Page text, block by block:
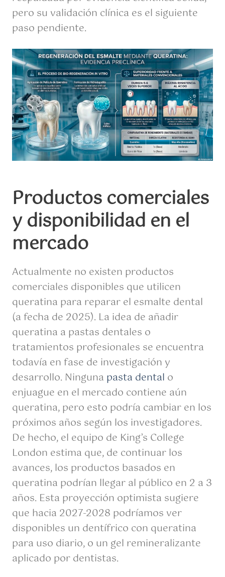
pero su validación clínica es el siguiente
paso pendiente.
Productos comerciales
y disponibilidad en el
mercado
Actualmente no existen productos
comerciales disponibles que utilicen
queratina para reparar el esmalte dental
(a fecha de 2025). La idea de añadir
queratina a pastas dentales o
tratamientos profesionales se encuentra
todavía en fase de investigación y
desarrollo. Ninguna pasta dental o
enjuague en el mercado contiene aún
queratina, pero esto podría cambiar en los
próximos años según los investigadores.
De hecho, el equipo de King’s College
London estima que, de continuar los
avances, los productos basados en
queratina podrían llegar al público en 2 a 3
años. Esta proyección optimista sugiere
que hacia 2027-2028 podríamos ver
disponibles un dentífrico con queratina
para uso diario, o un gel remineralizante
aplicado por dentistas.